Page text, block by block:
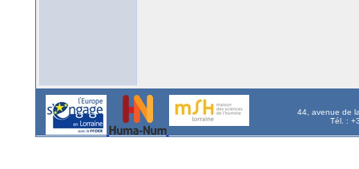
44, avenue de
Tél. :